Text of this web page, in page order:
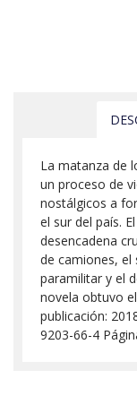
La matanza de
un proceso de
nostálgicos a
el sur del país.
desencadena
de camiones, el
paramilitar y el
novela obtuvo
publicación:
9203-66-4